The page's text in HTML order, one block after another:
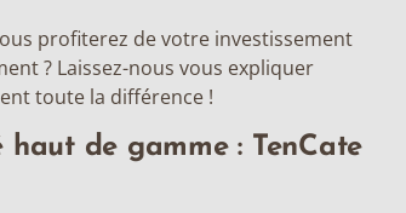
profiterez de votre investissement
? Laissez-nous vous expliquer
toute la différence !
haut de gamme : TenCate